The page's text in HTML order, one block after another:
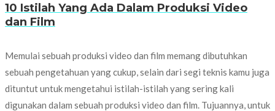
10 Istilah Yang Ada Dalam Produksi Video
dan Film
Memulai sebuah produksi video dan film memang dibutuhkan
sebuah pengetahuan yang cukup, selain dari segi teknis kamu juga
dituntut untuk mengetahui istilah-istilah yang sering kali
digunakan dalam sebuah produksi video dan film. Tujuannya, untuk